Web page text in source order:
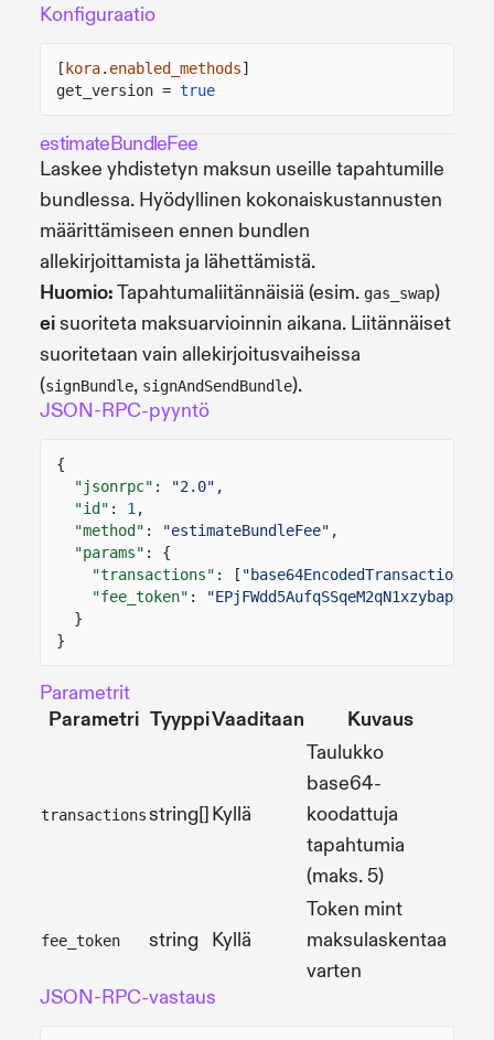
Konfiguraatio
[ kora. enabled_methods]
get_version = true
estimateBundleFee
Laskee yhdistetyn maksun useille tapahtumille
bundlessa. Hyödyllinen kokonaiskustannusten
määrittämiseen ennen bundlen
allekirjoittamista ja lähettämistä.
Huomio:Tapahtumaliitännäisiä (esim. gas_swap)
eisuoriteta maksuarvioinnin aikana. Liitännäiset
suoritetaan vain allekirjoitusvaiheissa
(signBundle, signAndSendBundle).
JSON-RPC-pyyntö
{
"jsonrpc" : "2.0" ,
"id" : 1 ,
"method" : "estimateBundleFee" ,
"params" : {
"transactions" : [ "base64EncodedTransaction1"
"fee_token" :
}
}
Parametrit
Parametri TyyppiVaaditaan Kuvaus
transactionsstring[]Kyllä
Taulukko
base64-
koodattuja
tapahtumia
(maks. 5)
fee_token string Kyllä
Token mint
maksulaskentaa
varten
JSON-RPC-vastaus